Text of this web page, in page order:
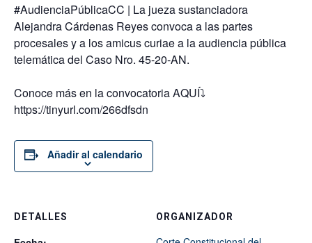
#AudienciaPúblicaCC | La jueza sustanciadora
Alejandra Cárdenas Reyes convoca a las partes
procesales y a los amicus curiae a la audiencia pública
telemática del Caso Nro. 45-20-AN.
Conoce más en la convocatoria AQUÍ⤵️
https://tinyurl.com/266dfsdn
Añadir al calendario
DETALLES ORGANIZADOR